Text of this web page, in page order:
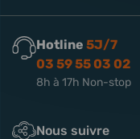
Hotline 5J/7
03 59 55 03 02
8h à 17h Non-stop
Nous suivre